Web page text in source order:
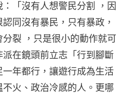
「沒有人想警民分割 ，因
同沒有暴民，只有暴政，
裂 ，只是很小的動作就可
在鏡頭前立志「行到腳斷
年都行，讓遊行成為生活
火、政治冷感的人。更哪